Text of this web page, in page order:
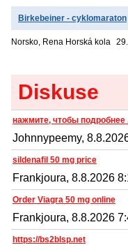
Birkebeiner - cyklomaraton
Norsko, Rena Horská kola
Diskuse
нажмите, чтобы подробнее
Johnnypeemy,
sildenafil 50 mg price
Frankjoura, 8.8.2026
Order Viagra 50 mg online
Frankjoura, 8.8.2026
https://bs2blsp.net